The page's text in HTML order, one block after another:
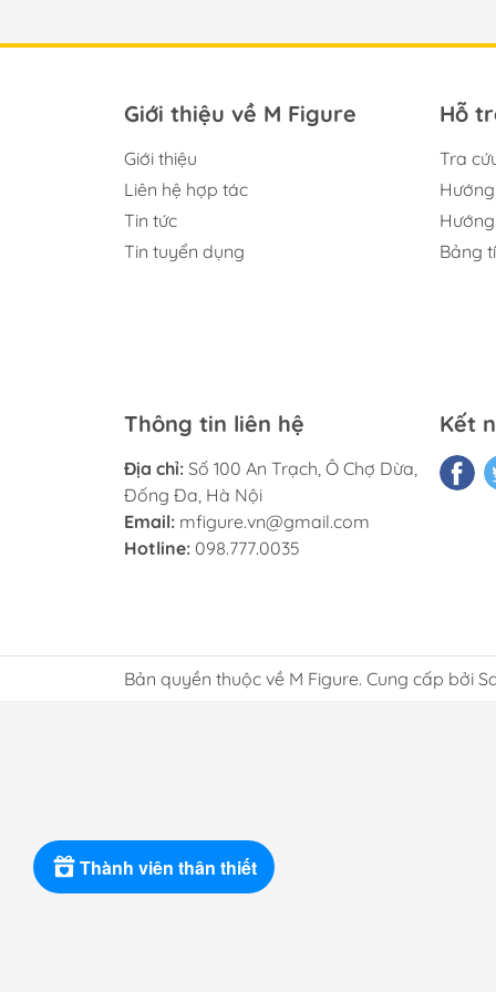
Giới thiệu về M Figure
Giới thiệu
Liên hệ hợp tác
Tin tức
Tin tuyển dụng
Hỗ
Tra
Bảng
Thông tin liên hệ
Địa chỉ: Số 100 An Trạch, Ô Chợ Dừa,
Đống Đa, Hà Nội
Email: mfigure.vn@gmail.com
Hotline: 098.777.0035
Kết
Bản quyền thuộc về M Figure. Cung cấp bởi
Thành viên thân thiết